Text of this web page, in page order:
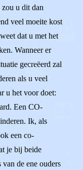
zou u dit dan
veel moeite kost
dat u met het
Wanneer er
gecreëerd zal
als u veel
u het voor doet:
Een CO-
Ik, als
een co-
je bij beide
de ene ouders